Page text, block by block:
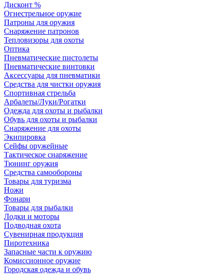
Дисконт %
Огнестрельное оружие
Патроны для оружия
Снаряжение патронов
Тепловизоры для охоты
Оптика
Пневматические пистолеты
Пневматические винтовки
Аксессуары для пневматики
Средства для чистки оружия
Спортивная стрельба
Арбалеты/Луки/Рогатки
Одежда для охоты и рыбалки
Обувь для охоты и рыбалки
Снаряжение для охоты
Экипировка
Сейфы оружейные
Тактическое снаряжение
Тюнинг оружия
Средства самообороны
Товары для туризма
Ножи
Фонари
Товары для рыбалки
Лодки и моторы
Подводная охота
Сувенирная продукция
Пиротехника
Запасные части к оружию
Комиссионное оружие
Городская одежда и обувь